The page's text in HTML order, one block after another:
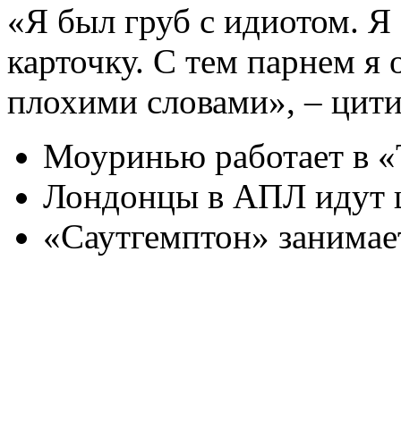
«Я был груб с идиотом.
карточку. С тем парнем я
плохими словами», –
Моуринью работает в
Лондонцы в АПЛ идут
«Саутгемптон»